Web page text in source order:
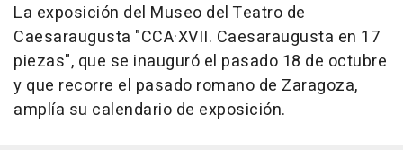
La exposición del Museo del Teatro de
Caesaraugusta "CCA·XVII. Caesaraugusta en 17
piezas", que se inauguró el pasado 18 de octubre
y que recorre el pasado romano de Zaragoza,
amplía su calendario de exposición.